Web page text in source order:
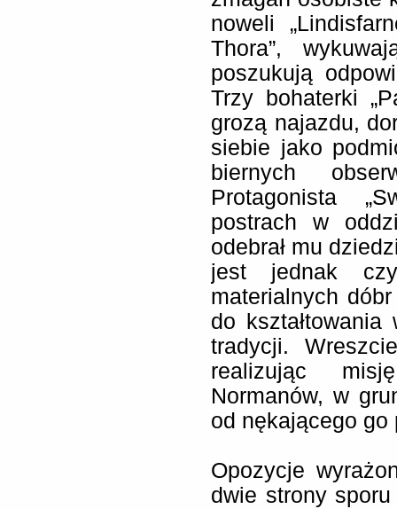
noweli
Thora”,
poszukują
Trzy bohaterki
grozą najazdu,
siebie jako
biernych
Protagonista
postrach w
odebrał mu
jest jednak
materialnych
do kształtowania
tradycji.
realizując
Normanów, w
od nękającego go
Opozycje
dwie strony